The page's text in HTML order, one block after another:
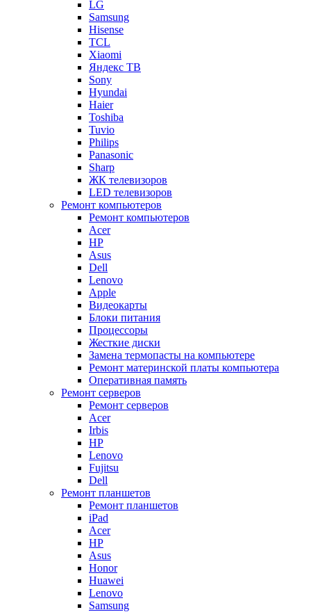
LG
Samsung
Hisense
TCL
Xiaomi
Яндекс ТВ
Sony
Hyundai
Haier
Toshiba
Tuvio
Philips
Panasonic
Sharp
ЖК телевизоров
LED телевизоров
Ремонт компьютеров
Ремонт компьютеров
Acer
HP
Asus
Dell
Lenovo
Apple
Видеокарты
Блоки питания
Процессоры
Жесткие диски
Замена термопасты на компьютере
Ремонт материнской платы компьютера
Оперативная память
Ремонт серверов
Ремонт серверов
Acer
Irbis
HP
Lenovo
Fujitsu
Dell
Ремонт планшетов
Ремонт планшетов
iPad
Acer
HP
Asus
Honor
Huawei
Lenovo
Samsung